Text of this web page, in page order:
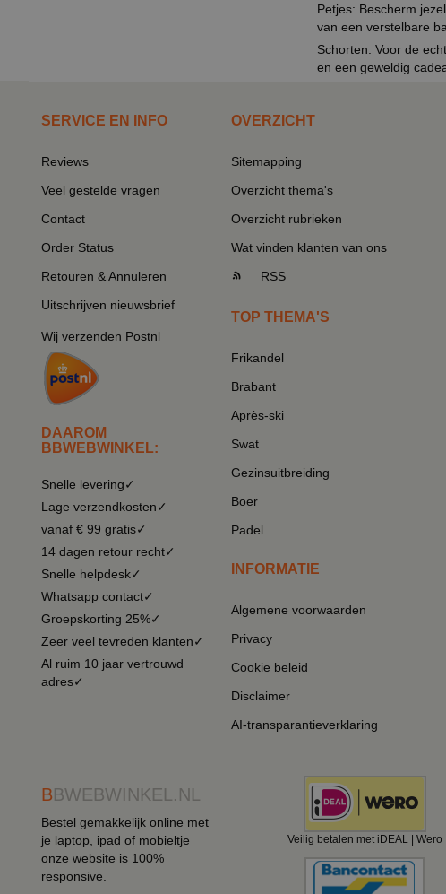
Petjes: Bescherm
van een verstelbare
Schorten: Voor de
en een geweldig
SERVICE EN INFO
Reviews
Veel gestelde vragen
Contact
Order Status
Retouren & Annuleren
Uitschrijven nieuwsbrief
Wij verzenden Postnl
DAAROM
BBWEBWINKEL:
Snelle levering✓
Lage verzendkosten✓
vanaf € 99 gratis✓
14 dagen retour recht✓
Snelle helpdesk✓
Whatsapp contact✓
Groepskorting 25%✓
Zeer veel tevreden klanten✓
Al ruim 10 jaar vertrouwd
adres✓
OVERZICHT
Sitemapping
Overzicht thema's
Overzicht rubrieken
Wat vinden klanten van ons
RSS
TOP THEMA'S
Frikandel
Brabant
Après-ski
Swat
Gezinsuitbreiding
Boer
Padel
INFORMATIE
Algemene voorwaarden
Privacy
Cookie beleid
Disclaimer
AI-transparantieverklaring
BBWEBWINKEL.NL
Bestel gemakkelijk online met
je laptop, ipad of mobieltje
onze website is 100%
responsive.
Veilig betalen met iDEAL | Wero